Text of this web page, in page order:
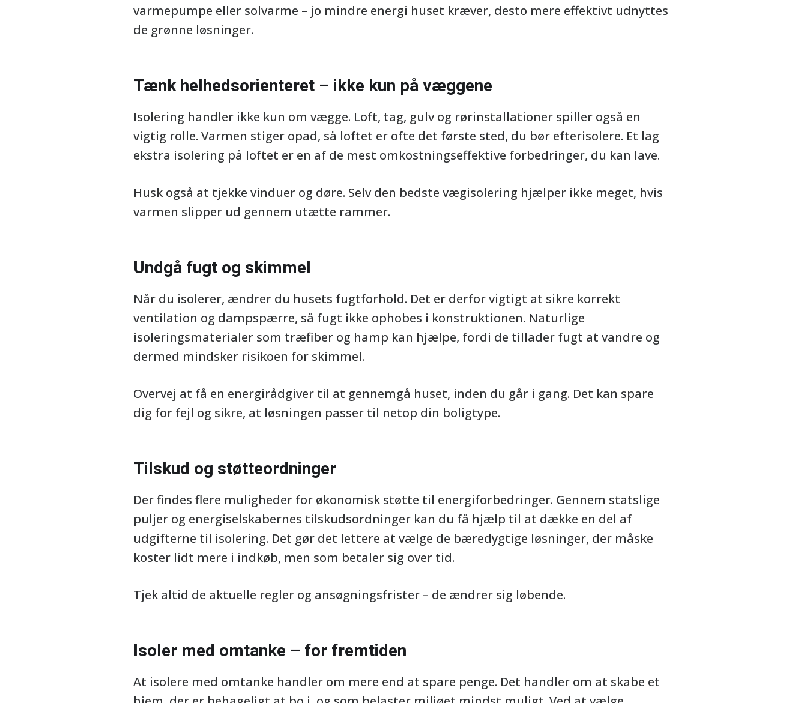
varmepumpe eller solvarme – jo mindre energi huset kræver, desto mere effektivt udnyttes
de grønne løsninger.
Tænk helhedsorienteret – ikke kun på væggene
Isolering handler ikke kun om vægge. Loft, tag, gulv og rørinstallationer spiller også en
vigtig rolle. Varmen stiger opad, så loftet er ofte det første sted, du bør efterisolere. Et lag
ekstra isolering på loftet er en af de mest omkostningseffektive forbedringer, du kan lave.
Husk også at tjekke vinduer og døre. Selv den bedste vægisolering hjælper ikke meget, hvis
varmen slipper ud gennem utætte rammer.
Undgå fugt og skimmel
Når du isolerer, ændrer du husets fugtforhold. Det er derfor vigtigt at sikre korrekt
ventilation og dampspærre, så fugt ikke ophobes i konstruktionen. Naturlige
isoleringsmaterialer som træfiber og hamp kan hjælpe, fordi de tillader fugt at vandre og
dermed mindsker risikoen for skimmel.
Overvej at få en energirådgiver til at gennemgå huset, inden du går i gang. Det kan spare
dig for fejl og sikre, at løsningen passer til netop din boligtype.
Tilskud og støtteordninger
Der findes flere muligheder for økonomisk støtte til energiforbedringer. Gennem statslige
puljer og energiselskabernes tilskudsordninger kan du få hjælp til at dække en del af
udgifterne til isolering. Det gør det lettere at vælge de bæredygtige løsninger, der måske
koster lidt mere i indkøb, men som betaler sig over tid.
Tjek altid de aktuelle regler og ansøgningsfrister – de ændrer sig løbende.
Isoler med omtanke – for fremtiden
At isolere med omtanke handler om mere end at spare penge. Det handler om at skabe et